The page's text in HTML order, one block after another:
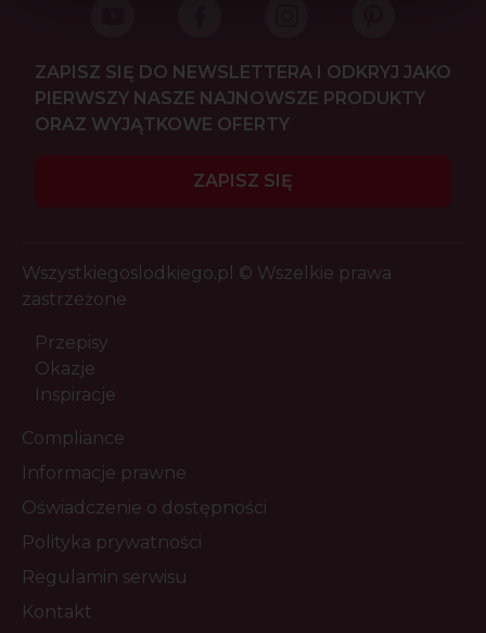
ZAPISZ SIĘ DO NEWSLETTERA I ODKRYJ JAKO
PIERWSZY NASZE NAJNOWSZE PRODUKTY
ORAZ WYJĄTKOWE OFERTY
ZAPISZ SIĘ
Wszystkiegoslodkiego.pl © Wszelkie prawa
zastrzeżone
Przepisy
Okazje
Inspiracje
Compliance
Informacje prawne
Oświadczenie o dostępności
Polityka prywatności
Regulamin serwisu
Kontakt